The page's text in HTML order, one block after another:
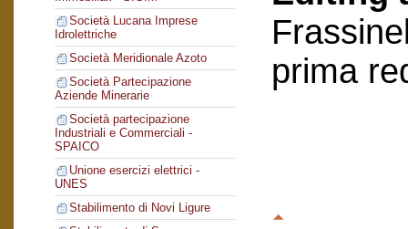
Società Lucana Imprese
Idrolettriche
Società Meridionale Azoto
Società Partecipazione
Aziende Minerarie
Società partecipazione
Industriali e Commerciali -
SPAICO
Unione esercizi elettrici -
UNES
Stabilimento di Novi Ligure
prima